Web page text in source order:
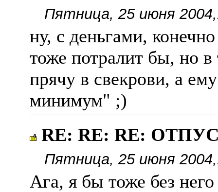
Пятница, 25 июня
ну, с деньгами,
тоже потралит бы, но в
прячу в свекрови, а
минимум" ;)
RE: RE: RE:
Пятница, 25 июня
Ага, я бы тоже без